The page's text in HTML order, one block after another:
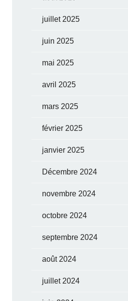
juillet 2025
juin 2025
mai 2025
avril 2025
mars 2025
février 2025
janvier 2025
Décembre 2024
novembre 2024
octobre 2024
septembre 2024
août 2024
juillet 2024